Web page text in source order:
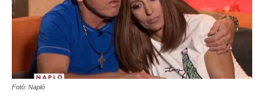
Fotó: Napló